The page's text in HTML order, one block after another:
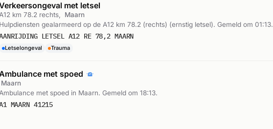
met letsel
km 78.2 rechts,
Maarn
Hulpdiensten gealarmeerd op de A12 km 78.2 (rechts) (ernstig letsel). Gemeld om 01:13.
LETSEL A12 RE 78,2 MAARN
Letselongeval Trauma
met spoed
Maarn
met spoed in Maarn. Gemeld om 18:13.
MAARN 41215